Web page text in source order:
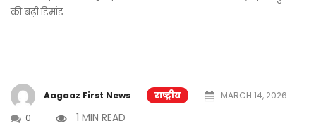
की बढ़ी डिमांड
Aagaaz First News राष्ट्रीय
MARCH 14, 2026
0
1 MIN READ